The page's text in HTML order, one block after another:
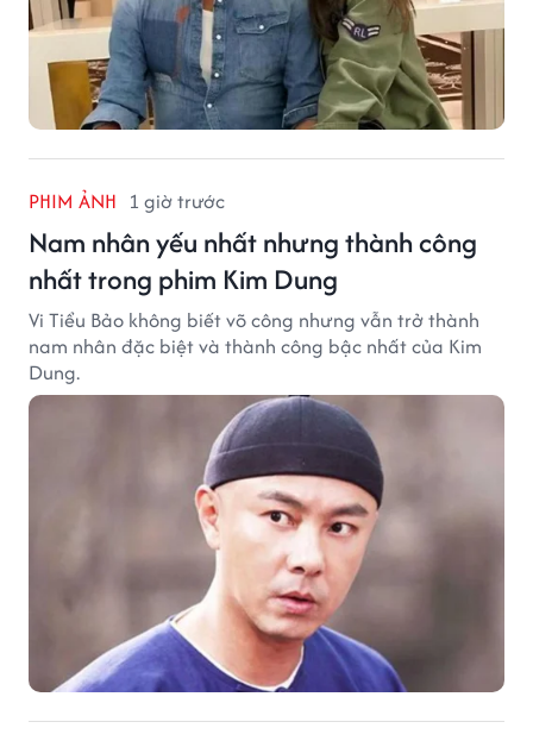
PHIM ẢNH 1 giờ trước
Nam nhân yếu nhất nhưng thành công
nhất trong phim Kim Dung
Vi Tiểu Bảo không biết võ công nhưng vẫn trở thành
nam nhân đặc biệt và thành công bậc nhất của Kim
Dung.